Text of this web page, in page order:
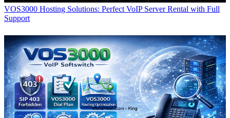
VOS3000 Hosting Solutions: Perfect VoIP Server Rental with Full
Support